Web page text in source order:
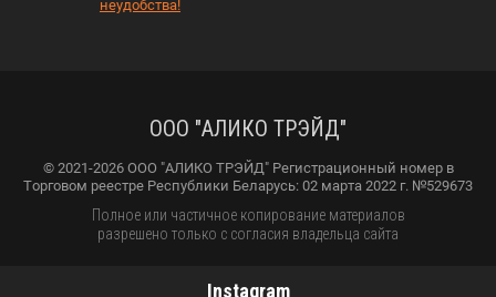
неудобства!
ООО "АЛИКО ТРЭЙД"
© 2021-2026 ООО "АЛИКО ТРЭЙД" Регистрационный номер в
Торговом реестре Республики Беларусь: 02 марта 2022 г. №529673
Полное или частичное копирование материалов
разрешено только с согласия владельца сайта
Instagram